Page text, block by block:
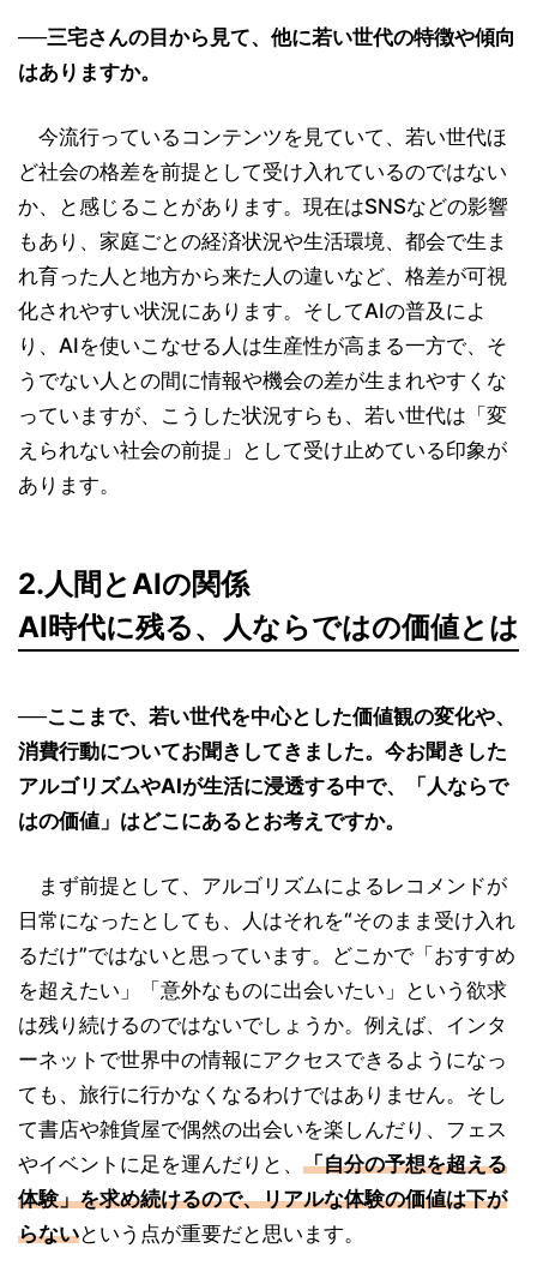
──三宅さんの目から見て、他に若い世代の特徴や傾向
はありますか。
今流行っているコンテンツを見ていて、若い世代ほ
ど社会の格差を前提として受け入れているのではない
か、と感じることがあります。現在はSNSなどの影響
もあり、家庭ごとの経済状況や生活環境、都会で生ま
れ育った人と地方から来た人の違いなど、格差が可視
化されやすい状況にあります。そしてAIの普及によ
り、AIを使いこなせる人は生産性が高まる一方で、そ
うでない人との間に情報や機会の差が生まれやすくな
っていますが、こうした状況すらも、若い世代は「変
えられない社会の前提」として受け止めている印象が
あります。
2.人間とAIの関係
AI時代に残る、人ならではの価値とは
──ここまで、若い世代を中心とした価値観の変化や、
消費行動についてお聞きしてきました。今お聞きした
アルゴリズムやAIが生活に浸透する中で、「人ならで
はの価値」はどこにあるとお考えですか。
まず前提として、アルゴリズムによるレコメンドが
日常になったとしても、人はそれを“そのまま受け入れ
るだけ”ではないと思っています。どこかで「おすすめ
を超えたい」「意外なものに出会いたい」という欲求
は残り続けるのではないでしょうか。例えば、インタ
ーネットで世界中の情報にアクセスできるようになっ
ても、旅行に行かなくなるわけではありません。そし
て書店や雑貨屋で偶然の出会いを楽しんだり、フェス
やイベントに足を運んだりと、 「自分の予想を超える
体験」を求め続けるので、リアルな体験の価値は下が
らないという点が重要だと思います。